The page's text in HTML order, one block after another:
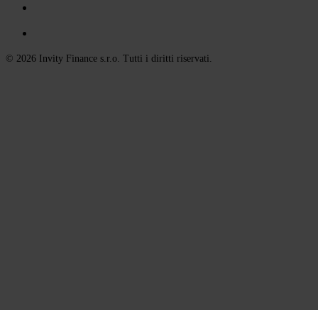
© 2026 Invity Finance s.r.o. Tutti i diritti riservati.